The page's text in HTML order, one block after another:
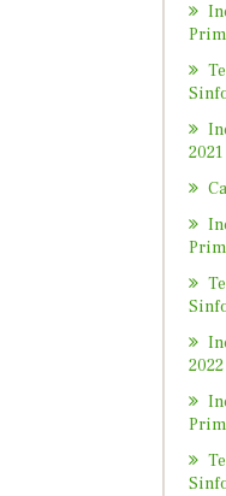
2021
2022